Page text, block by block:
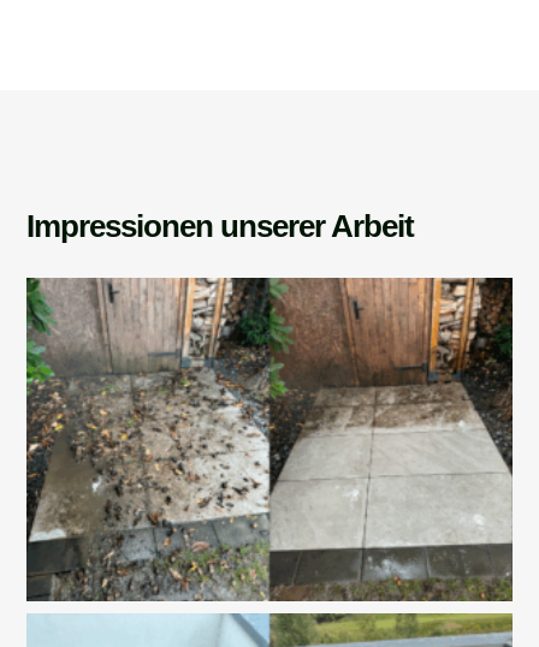
Impressionen unserer Arbeit